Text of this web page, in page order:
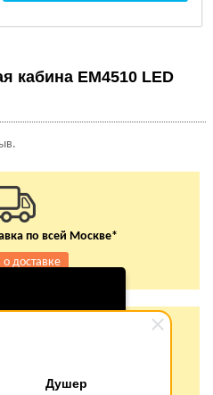
Душер
кабина EM4510 LED
по всей Москве*
о доставке
по телефону
cookie и